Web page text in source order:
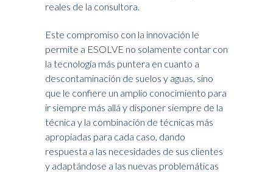
reales de la consultora.
Este compromiso con la innovación le
permite a ESOLVE no solamente contar con
la tecnología más puntera en cuanto a
descontaminación de suelos y aguas, sino
que le confiere un amplio conocimiento para
ir siempre más allá y disponer siempre de la
técnica y la combinación de técnicas más
apropiadas para cada caso, dando
respuesta a las necesidades de sus clientes
y adaptándose a las nuevas problemáticas